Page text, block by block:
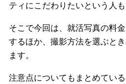
ティにこだわりたいという人も
そこで今回は、就活写真の料
するほか、撮影方法を選ぶと
ます。
注意点についてもまとめてい